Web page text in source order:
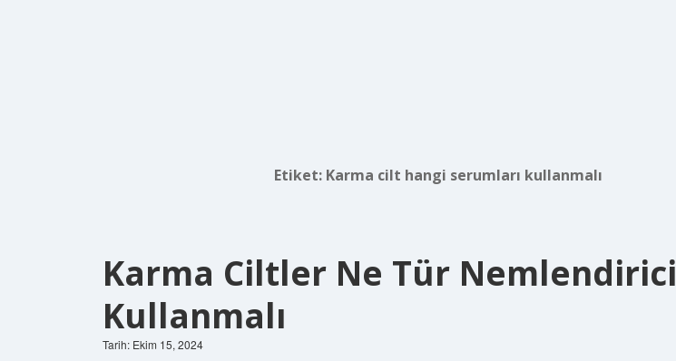
Etiket: Karma cilt hangi serumları kullanmalı
Karma Ciltler Ne Tür Nemlendirici
Kullanmalı
Tarih: Ekim 15, 2024